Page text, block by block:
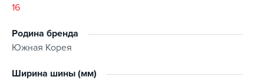
16
Родина бренда
Южная Корея
Ширина шины (мм)